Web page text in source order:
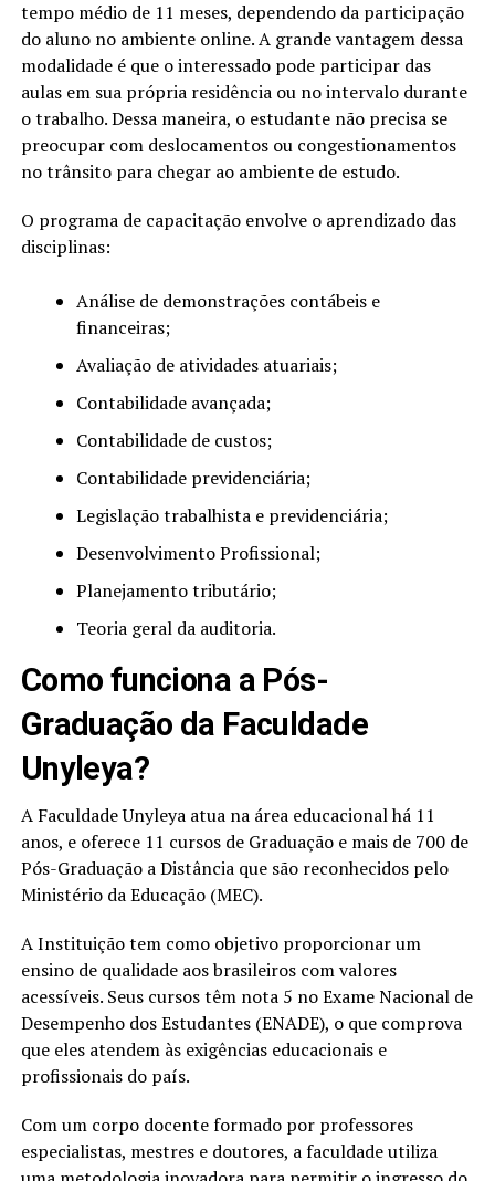
tempo médio de 11 meses, dependendo da participação
do aluno no ambiente online. A grande vantagem dessa
modalidade é que o interessado pode participar das
aulas em sua própria residência ou no intervalo durante
o trabalho. Dessa maneira, o estudante não precisa se
preocupar com deslocamentos ou congestionamentos
no trânsito para chegar ao ambiente de estudo.
O programa de capacitação envolve o aprendizado das
disciplinas:
Análise de demonstrações contábeis e
financeiras;
Avaliação de atividades atuariais;
Contabilidade avançada;
Contabilidade de custos;
Contabilidade previdenciária;
Legislação trabalhista e previdenciária;
Desenvolvimento Profissional;
Planejamento tributário;
Teoria geral da auditoria.
Como funciona a Pós-
Graduação da Faculdade
Unyleya?
A Faculdade Unyleya atua na área educacional há 11
anos, e oferece 11 cursos de Graduação e mais de 700 de
Pós-Graduação a Distância que são reconhecidos pelo
Ministério da Educação (MEC).
A Instituição tem como objetivo proporcionar um
ensino de qualidade aos brasileiros com valores
acessíveis. Seus cursos têm nota 5 no Exame Nacional de
Desempenho dos Estudantes (ENADE), o que comprova
que eles atendem às exigências educacionais e
profissionais do país.
Com um corpo docente formado por professores
especialistas, mestres e doutores, a faculdade utiliza